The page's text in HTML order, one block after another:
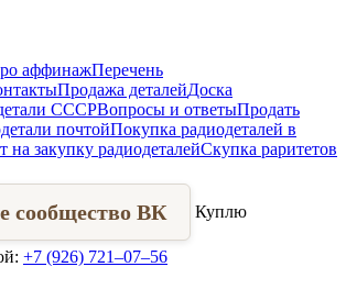
аффинажПеречень
Продажа деталейДоска
СССРВопросы и ответыПродать
почтойПокупка радиодеталей в
на закупку радиодеталейСкупка раритетов
сообщество ВК Куплю
+7 (926) 721–07–56